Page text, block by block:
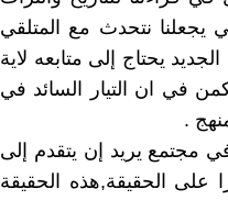
نتحدث مع المتلقي
يحتاج إلى متابعه لاية
في ان التيار السائد في
.
مجتمع يريد إن يتقدم إلى
على الحقيقة,هذه الحقيقة